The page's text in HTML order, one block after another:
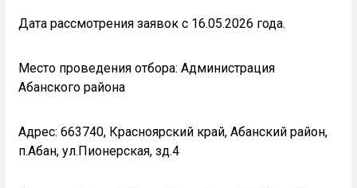
Дата рассмотрения заявок с 16.05.2026 года.
Место проведения отбора: Администрация
Абанского района
Адрес: 663740, Красноярский край, Абанский район,
п.Абан, ул.Пионерская, зд.4